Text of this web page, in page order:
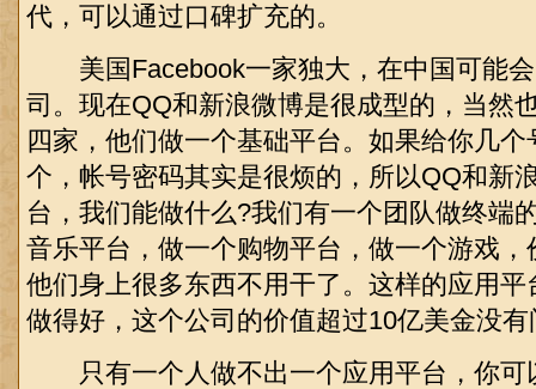
代，可以通过口碑扩充的。
美国Facebook一家独大，在中国可能会
司。现在QQ和新浪微博是很成型的，当然
四家，他们做一个基础平台。如果给你几
个，帐号密码其实是很烦的，所以QQ和新
台，我们能做什么?我们有一个团队做终端
音乐平台，做一个购物平台，做一个游戏
他们身上很多东西不用干了。这样的应用
做得好，这个公司的价值超过10亿美金没有
只有一个人做不出一个应用平台，你可